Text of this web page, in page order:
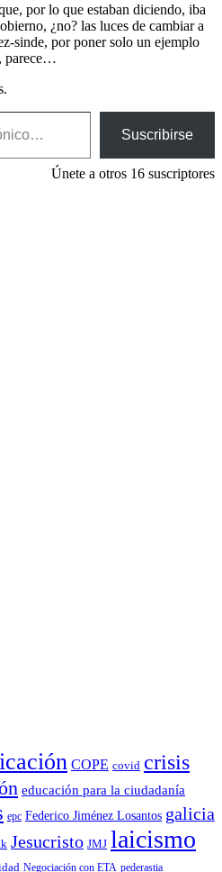
por lo que estaban diciendo, iba
¿no? las luces de cambiar a
sinde, por poner solo un ejemplo
parece…
Suscribirse
Únete a otros 16 suscriptores
COPE covid crisis
educación para la ciudadaní­a
epc Federico Jiménez Losantos galicia
Jesucristo JMJ laicismo
Negociación con ETA pederastia